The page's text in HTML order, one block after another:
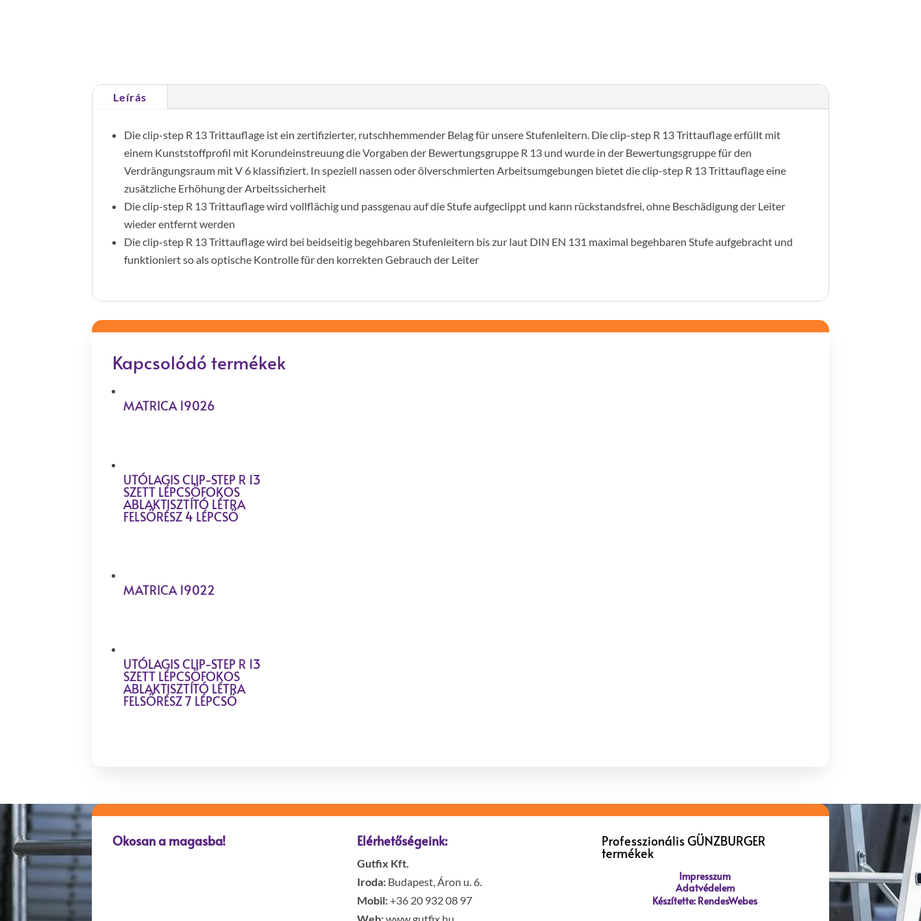
408
Leírás
Die clip-step R 13 Trittauflage ist ein zertifizierter, rutschhemmender Belag für unsere Stufenleitern. Die clip-step R 13 Trittauflage erfüllt mit
einem Kunststoffprofil mit Korundeinstreuung die Vorgaben der Bewertungsgruppe R 13 und wurde in der Bewertungsgruppe für den
Verdrängungsraum mit V 6 klassifiziert. In speziell nassen oder ölverschmierten Arbeitsumgebungen bietet die clip-step R 13 Trittauflage eine
zusätzliche Erhöhung der Arbeitssicherheit
Die clip-step R 13 Trittauflage wird vollflächig und passgenau auf die Stufe aufgeclippt und kann rückstandsfrei, ohne Beschädigung der Leiter
wieder entfernt werden
Die clip-step R 13 Trittauflage wird bei beidseitig begehbaren Stufenleitern bis zur laut DIN EN 131 maximal begehbaren Stufe aufgebracht und
funktioniert so als optische Kontrolle für den korrekten Gebrauch der Leiter
Kapcsolódó termékek
MATRICA 19026
UTÓLAGIS CLIP-STEP R 13
SZETT LÉPCSŐFOKOS
ABLAKTISZTÍTÓ LÉTRA
FELSŐRÉSZ 4 LÉPCSŐ
MATRICA 19022
UTÓLAGIS CLIP-STEP R 13
SZETT LÉPCSŐFOKOS
ABLAKTISZTÍTÓ LÉTRA
FELSŐRÉSZ 7 LÉPCSŐ
Okosan a magasba! Elérhetőségeink:
Gutfix Kft.
Iroda: Budapest, Áron u. 6.
Mobil:+36 20 932 08 97
Professzionális GÜNZBURGER
termékek
Impresszum
Adatvédelem
Készítette: RendesWebes